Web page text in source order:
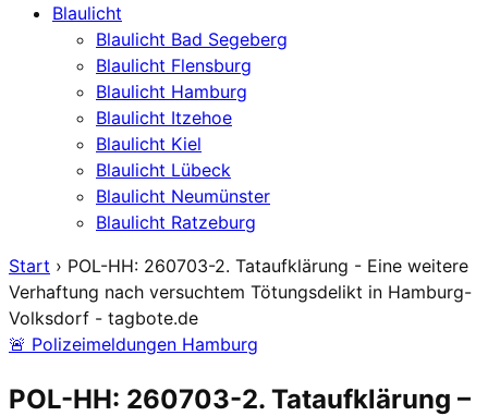
Blaulicht
Blaulicht Bad Segeberg
Blaulicht Flensburg
Blaulicht Hamburg
Blaulicht Itzehoe
Blaulicht Kiel
Blaulicht Lübeck
Blaulicht Neumünster
Blaulicht Ratzeburg
Start › POL-HH: 260703-2. Tataufklärung - Eine weitere
Verhaftung nach versuchtem Tötungsdelikt in Hamburg-
Volksdorf - tagbote.de
🚨 Polizeimeldungen Hamburg
POL-HH: 260703-2. Tataufklärung –